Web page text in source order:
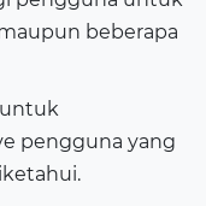
beberapa
pengguna yang